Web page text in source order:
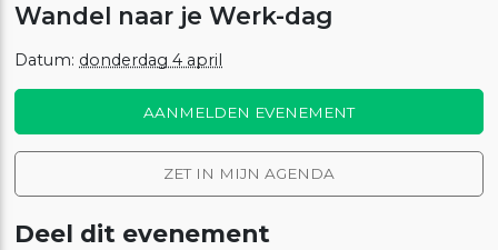
Wandel naar je Werk-dag
Datum: donderdag 4 april
AANMELDEN EVENEMENT
ZET IN MIJN AGENDA
Deel dit evenement